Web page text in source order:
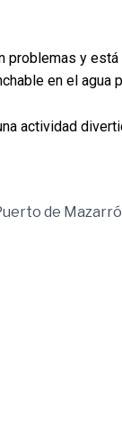
y
en el agua
actividad